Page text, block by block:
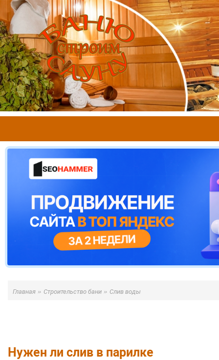
Главная » Строительство бани » Слив воды
Нужен ли слив в парилке